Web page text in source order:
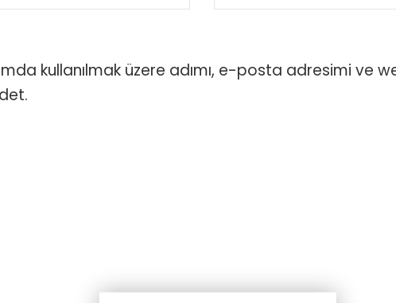
kullanılmak üzere adımı, e-posta adresimi ve